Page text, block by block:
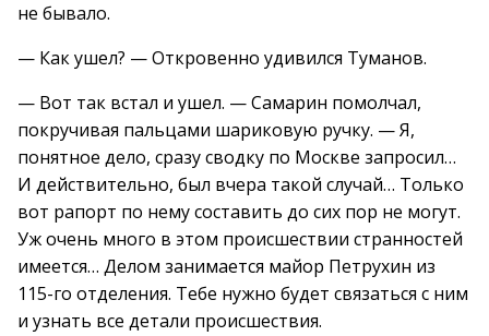
не бывало.
— Как ушел? — Откровенно удивился Туманов.
— Вот так встал и ушел. — Самарин помолчал,
покручивая пальцами шариковую ручку. — Я,
понятное дело, сразу сводку по Москве запросил…
И действительно, был вчера такой случай… Только
вот рапорт по нему составить до сих пор не могут.
Уж очень много в этом происшествии странностей
имеется… Делом занимается майор Петрухин из
115-го отделения. Тебе нужно будет связаться с ним
и узнать все детали происшествия.